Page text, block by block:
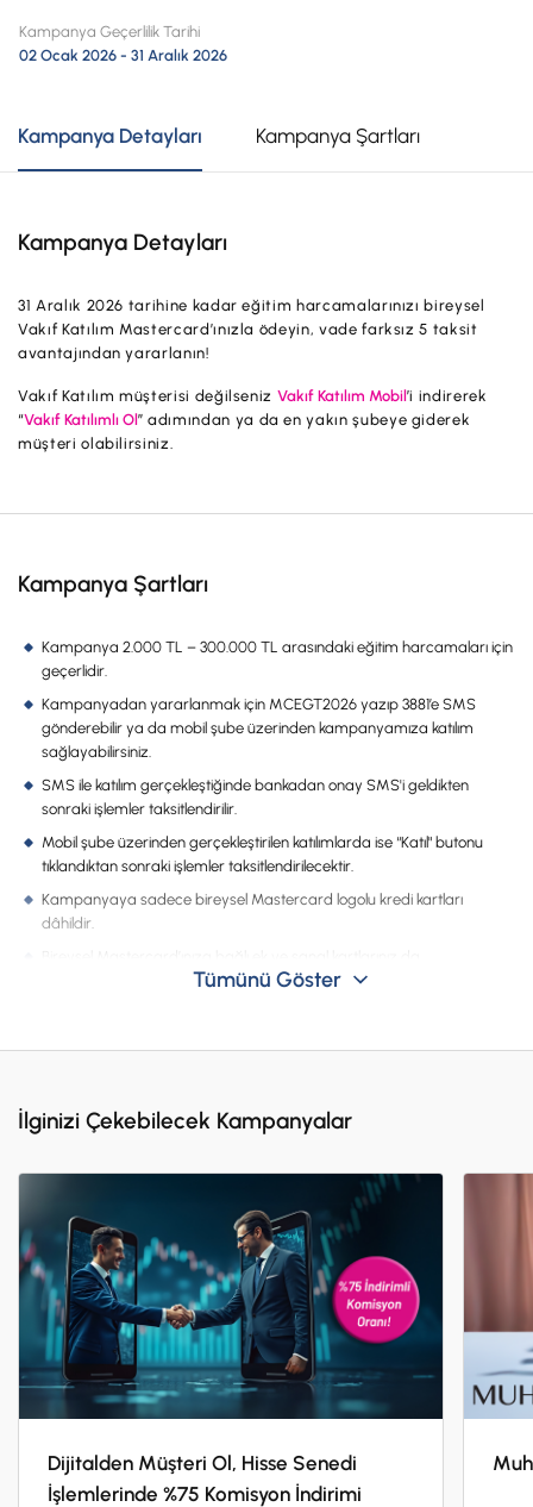
Hesaplar
Kartlar
Kampanyalar
Başvuru Yap
ÜRÜN VE HİZMETLERİMİZ
Yatırım
Ticari Kartlar
POS Ürünleri
Dış Ticaret
Nakit Yönetimi
Sigorta ve Emeklilik
Kampanyalar
Başvuru Yap
Ürün ve Hizmet Ücretleri
Kampanya Geçerlilik Tarihi
02 Ocak 2026 - 31 Aralık 2026
Kampanya Detayları Kampanya Şartları
Kampanya Detayları
31 Aralık 2026 tarihine kadar eğitim harcamalarınızı bireysel
Vakıf Katılım Mastercard’ınızla ödeyin, vade farksız 5 taksit
avantajından yararlanın!
Vakıf Katılım müşterisi değilseniz Vakıf Katılım Mobil’i indirerek
“Vakıf Katılımlı Ol” adımından ya da en yakın şubeye giderek
müşteri olabilirsiniz.
Kampanya Şartları
Kampanya 2.000 TL – 300.000 TL arasındaki eğitim harcamaları için
geçerlidir.
Kampanyadan yararlanmak için MCEGT2026 yazıp 3881’e SMS
gönderebilir ya da mobil şube üzerinden kampanyamıza katılım
sağlayabilirsiniz.
SMS ile katılım gerçekleştiğinde bankadan onay SMS'i geldikten
sonraki işlemler taksitlendirilir.
Mobil şube üzerinden gerçekleştirilen katılımlarda ise “Katıl" butonu
tıklandıktan sonraki işlemler taksitlendirilecektir.
Kampanyaya sadece bireysel Mastercard logolu kredi kartları
dâhildir.
Vakıf Katılım Bankası AŞ, önceden haber vermeksizin kampanyayı
değiştirme hakkını saklı tutar.
Tümünü Göster
İlginizi Çekebilecek Kampanyalar
Dijitalden Müşteri Ol, Hisse Senedi
İşlemlerinde %75 Komisyon İndirimi